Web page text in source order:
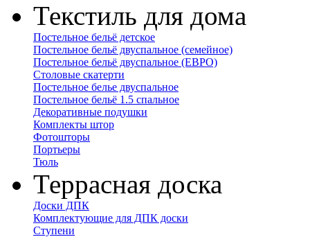
Текстиль для дома
Постельное бельё детское
Постельное бельё двуспальное (семейное)
Постельное бельё двуспальное (ЕВРО)
Столовые скатерти
Постельное белье двуспальное
Постельное бельё 1.5 спальное
Декоративные подушки
Комплекты штор
Фотошторы
Портьеры
Тюль
Террасная доска
Доски ДПК
Комплектующие для ДПК доски
Ступени